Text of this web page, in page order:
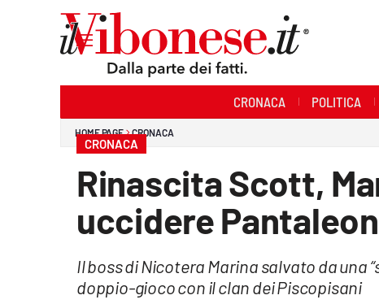
CRONACA POLITICA
HOME PAGE CRONACA
CRONACA
Rinascita Scott,
uccidere
Il boss di Nicotera Marina salvato da una
doppio-gioco con il clan dei Piscopisani